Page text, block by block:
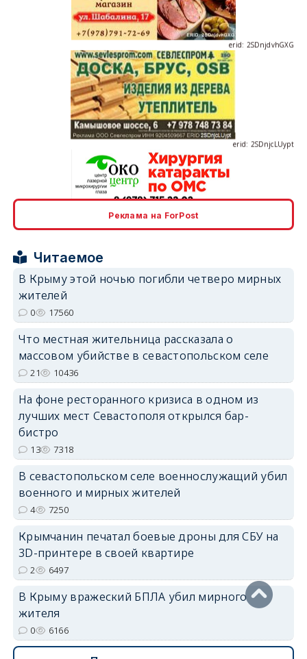
erid: 2SDnjdvhGXG
erid: 2SDnjdvhGXG
Реклама на ForPost
Читаемое
В Крыму этой ночью погибли четверо мирных
жителей
0 17560
Что местная жительница рассказала о
массовом убийстве в севастопольском селе
21 10436
На фоне ресторанного кризиса в одном из
лучших мест Севастополя открылся бар-
бистро
13 7318
В севастопольском селе военнослужащий убил
военного и мирных жителей
4 7250
Крымчанин печатал боевые дроны для СБУ на
3D-принтере в своей квартире
2 6497
В Крыму вражеский БПЛА убил мирного
жителя
0 6166